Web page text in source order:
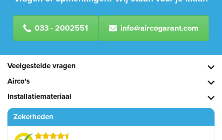
033 - 2002551 info@aircogarant.com
Veelgestelde vragen
Airco's
Installatiemateriaal
Zekerheden